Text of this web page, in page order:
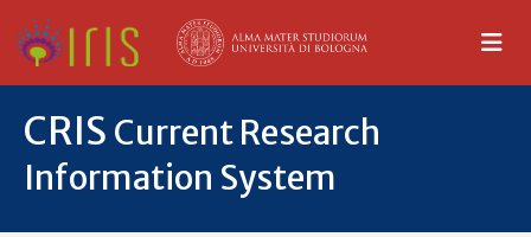
CRIS Current Research
Information System